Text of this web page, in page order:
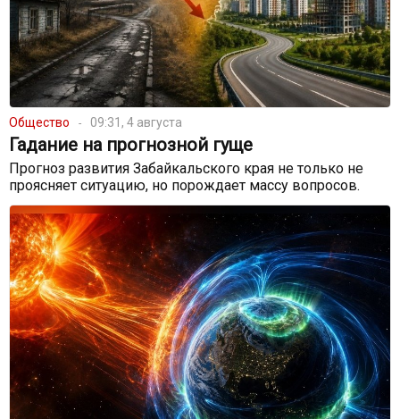
Общество 09:31, 4 августа
Гадание на прогнозной гуще
Прогноз развития Забайкальского края не только не
проясняет ситуацию, но порождает массу вопросов.